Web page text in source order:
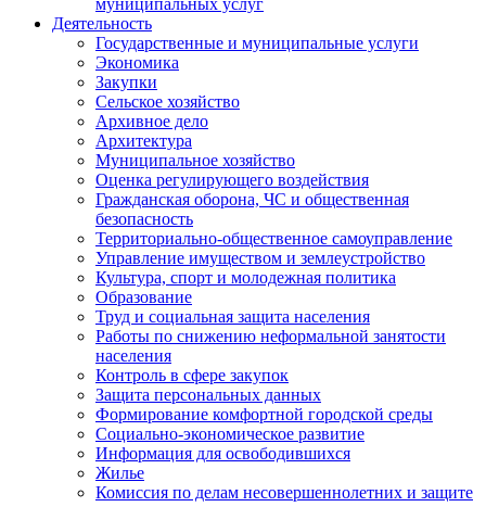
Деятельность
Государственные и муниципальные услуги
Экономика
Закупки
Сельское хозяйство
Архивное дело
Архитектура
Муниципальное хозяйство
Оценка регулирующего воздействия
Гражданская оборона, ЧС и общественная
безопасность
Территориально-общественное самоуправление
Управление имуществом и землеустройство
Культура, спорт и молодежная политика
Образование
Труд и социальная защита населения
Работы по снижению неформальной занятости
населения
Контроль в сфере закупок
Защита персональных данных
Формирование комфортной городской среды
Социально-экономическое развитие
Информация для освободившихся
Жилье
Комиссия по делам несовершеннолетних и защите